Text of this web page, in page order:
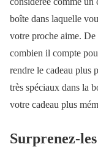
boîte dans laquelle
votre proche aime.
combien il compte
rendre le cadeau plus
très spéciaux dans la
votre cadeau plus
Surprenez-